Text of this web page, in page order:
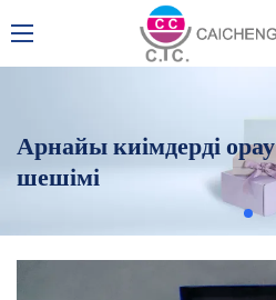
Арнайы киімдерді орау
шешімі